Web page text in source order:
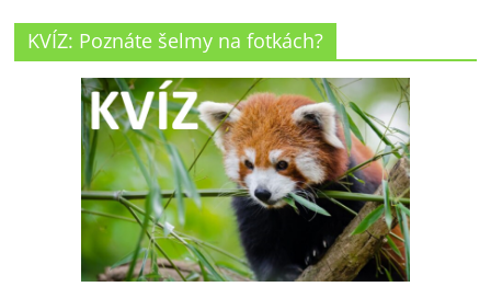
KVÍZ: Poznáte šelmy na fotkách?